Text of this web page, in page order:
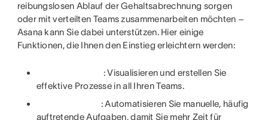
reibungslosen Ablauf der Gehaltsabrechnung sorgen
oder mit verteilten Teams zusammenarbeiten möchten –
Asana kann Sie dabei unterstützen. Hier einige
Funktionen, die Ihnen den Einstieg erleichtern werden:
: Visualisieren und erstellen Sie
effektive Prozesse in all Ihren Teams.
: Automatisieren Sie manuelle, häufig
auftretende Aufgaben, damit Sie mehr Zeit für